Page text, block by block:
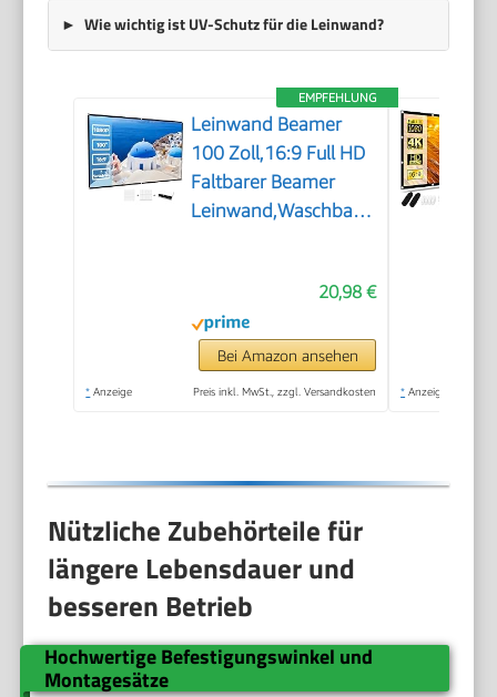
Wie wichtig ist UV-Schutz für die Leinwand?
EMPFEHLUNG
Leinwand Beamer
100 Zoll,16:9 Full HD
Faltbarer Beamer
Leinwand,Waschbar
Heimkino, Büro und
Camping(Weiß)
20,98 €
Bei Amazon ansehen
* Anzeige Preis inkl. MwSt., zzgl. Versandkosten * Anzeige
Nützliche Zubehörteile für
längere Lebensdauer und
besseren Betrieb
Hochwertige Befestigungswinkel und
Montagesätze